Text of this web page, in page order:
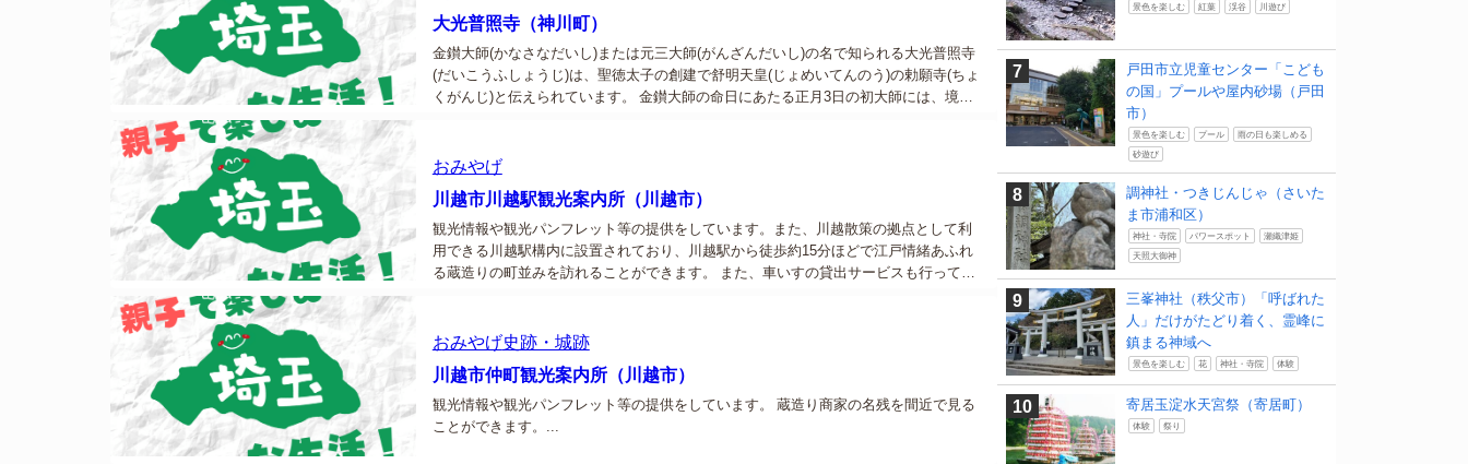
大光普照寺（神川町）
金鑚大師(かなさなだいし)または元三大師(がんざんだいし)の名で知られる大光普照寺
(だいこうふしょうじ)は、聖徳太子の創建で舒明天皇(じょめいてんのう)の勅願寺(ちょ
くがんじ)と伝えられています。 金鑚大師の命日にあたる正月3日の初大師には、境内
おみやげ
川越市川越駅観光案内所（川越市）
観光情報や観光パンフレット等の提供をしています。また、川越散策の拠点として利
用できる川越駅構内に設置されており、川越駅から徒歩約15分ほどで江戸情緒あふれ
る蔵造りの町並みを訪れることができます。 また、車いすの貸出サービスも行ってい
おみやげ史跡・城跡
川越市仲町観光案内所（川越市）
観光情報や観光パンフレット等の提供をしています。 蔵造り商家の名残を間近で見る
ことができます。...
景色を楽しむ 紅葉 渓谷 川遊び
戸田市立児童センター「こども
の国」プールや屋内砂場（戸田
市）
景色を楽しむ プール 雨の日も楽しめる
砂遊び
調神社・つきじんじゃ（さいた
ま市浦和区）
神社・寺院 パワースポット 瀬織津姫
天照大御神
三峯神社（秩父市）「呼ばれた
人」だけがたどり着く、霊峰に
鎮まる神域へ
景色を楽しむ 花 神社・寺院 体験
寄居玉淀水天宮祭（寄居町）
体験 祭り